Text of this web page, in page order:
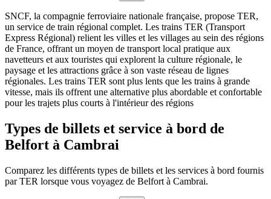
SNCF, la compagnie ferroviaire nationale française, propose TER,
un service de train régional complet. Les trains TER (Transport
Express Régional) relient les villes et les villages au sein des régions
de France, offrant un moyen de transport local pratique aux
navetteurs et aux touristes qui explorent la culture régionale, le
paysage et les attractions grâce à son vaste réseau de lignes
régionales. Les trains TER sont plus lents que les trains à grande
vitesse, mais ils offrent une alternative plus abordable et confortable
pour les trajets plus courts à l'intérieur des régions
Types de billets et service à bord de
Belfort à Cambrai
Comparez les différents types de billets et les services à bord fournis
par TER lorsque vous voyagez de Belfort à Cambrai.